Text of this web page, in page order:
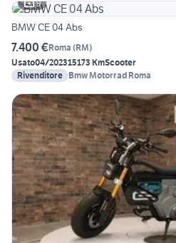
9
BMW CE 04 Abs
7.400 €Roma (RM)
Usato04/202315173 KmScooter
Rivenditore Bmw Motorrad Roma